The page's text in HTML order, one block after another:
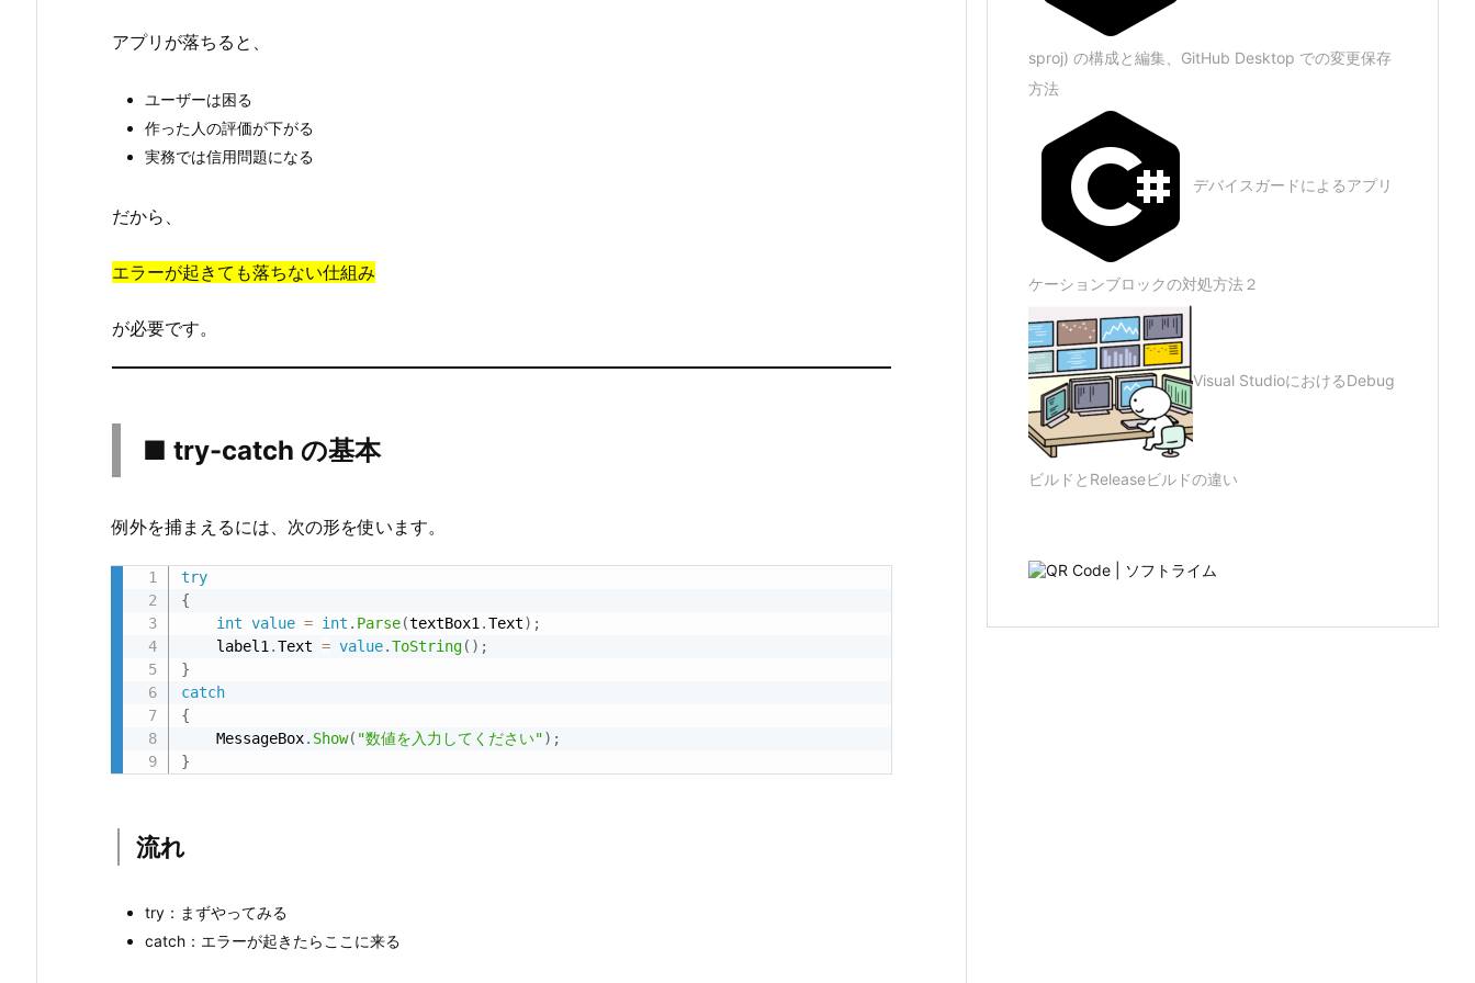
t
h
の
基
3.
流
■
の
類
指
定
す
5.
■
r
P
a
e
アプリが落ちると、
ユーザーは困る
作った人の評価が下がる
実務では信用問題になる
だから、
エラーが起きても落ちない仕組み
が必要です。
■ try-catch の基本
例外を捕まえるには、次の形を使います。
try
{
int value = int . Parse(textBox1 .Text) ;
    label1
.Text = value.ToString( ) ;
}
catch
{
    MessageBox
. Show( "数値を入力してください") ;
}
流れ
try：まずやってみる
catch：エラーが起きたらここに来る
sproj) の構成と編集、GitHub Desktop での変更保存
方法
デバイスガードによるアプリ
ケーションブロックの対処方法２
Visual StudioにおけるDebug
ビルドとReleaseビルドの違い